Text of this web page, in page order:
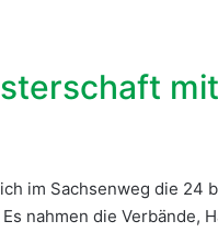
im Sachsenweg die 24
nahmen die Verbände,